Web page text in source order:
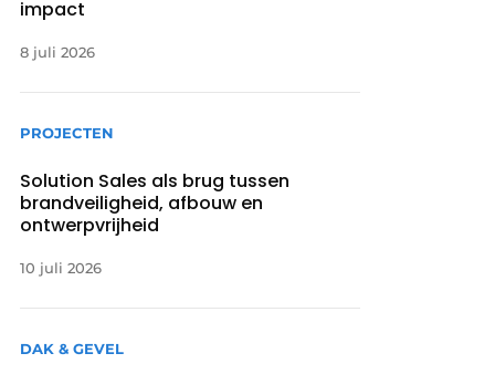
impact
8 juli 2026
PROJECTEN
Solution Sales als brug tussen
brandveiligheid, afbouw en
ontwerpvrijheid
10 juli 2026
DAK & GEVEL